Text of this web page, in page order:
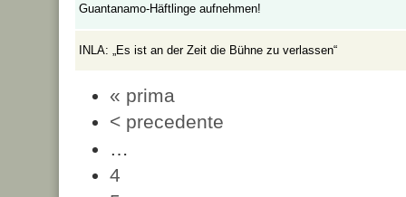
Guantanamo-Häftlinge aufnehmen!
INLA: „Es ist an der Zeit die Bühne zu verlassen“
« prima
< precedente
4